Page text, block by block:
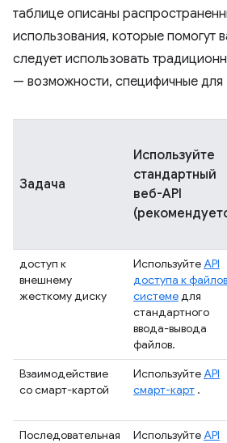
таблице описаны
использования, которые помогут
следует использовать
— возможности, специфичные для
Задача
Используйте
стандартный
веб-API
доступ к
внешнему
жесткому диску
ИспользуйтеAPI
доступа к
системедля
стандартного
ввода-вывода
файлов.
Взаимодействие
со смарт-картой
ИспользуйтеAPI
смарт-карт .
Последовательная
ИспользуйтеAPI